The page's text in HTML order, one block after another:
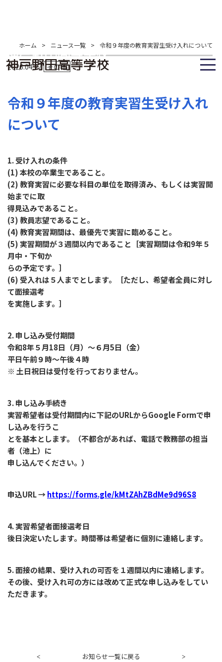
ホーム > ニュース一覧 > 令和９年度の教育実習生受け入れについて
2026.04.27 その他
令和９年度の教育実習生受け入れ
について
1. 受け入れの条件
(1) 本校の卒業生であること。
(2) 教育実習に必要な科目の単位を取得済み、もしくは実習開
始までに取
得見込みであること。
(3) 教員志望であること。
(4) 教育実習期間は、最優先で実習に臨めること。
(5) 実習期間が３週間以内であること［実習期間は令和9年５
月中・下旬か
らの予定です。］
(6) 受入れは５人までとします。［ただし、希望者全員に対し
て面接選考
を実施します。］
2. 申し込み受付期間
令和8年５月18日（月）～６月5日（金）
平日午前９時～午後４時
※ 土日祝日は受付を行っておりません。
3. 申し込み手続き
実習希望者は受付期間内に下記のURLからGoogle Formで申
し込みを行うこ
とを基本とします。（不都合があれば、電話で教務部の担当
者（池上）に
申し込んでください。）
申込URL →https://forms.gle/kMtZAhZBdMe9d96S8
4. 実習希望者面接選考日
後日決定いたします。時間帯は希望者に個別に連絡します。
5. 面接の結果、受け入れの可否を１週間以内に連絡します。
その後、受け入れ可の方には改めて正式な申し込みをしてい
ただきます。
< お知らせ一覧に戻る >